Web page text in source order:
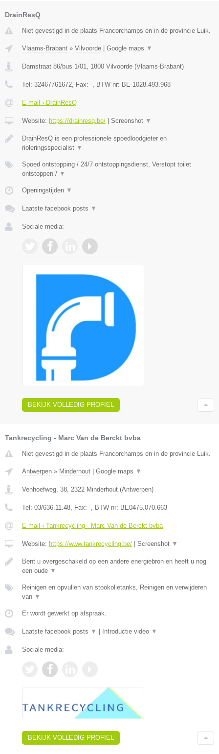
DrainResQ
Niet gevestigd in de plaats Francorchamps en in de provincie Luik.
Vlaams-Brabant » Vilvoorde | Google maps ▼
Damstraat 86/bus 1/01 1800 Vilvoorde (Vlaams-Brabant)
Tel: 32467761672 , Fax: - , BTW-nr: BE 1028.493.968
E-mail › DrainResQ
Website: https://drainresq.be/ | Screenshot ▼
DrainResQ is een professionele spoedloodgieter en
rioleringsspecialist ▼
Spoed ontstopping / 24/7 ontstoppingsdienst, Verstopt toilet
ontstoppen / ▼
Openingstijden ▼
Laatste facebook posts ▼
Sociale media:
BEKIJK VOLLEDIG PROFIEL
Tankrecycling - Marc Van de Berckt bvba
Niet gevestigd in de plaats Francorchamps en in de provincie Luik.
Antwerpen » Minderhout | Google maps ▼
Venhoefweg, 38 2322 Minderhout (Antwerpen)
Tel: 03/636.11.48 , Fax: - , BTW-nr: BE0475.070.663
E-mail › Tankrecycling - Marc Van de Berckt bvba
Website: https://www.tankrecycling.be/ | Screenshot ▼
Bent u overgeschakeld op een andere energiebron en heeft u nog
een oude ▼
Reinigen en opvullen van stookolietanks, Reinigen en verwijderen
van ▼
Er wordt gewerkt op afspraak.
Laatste facebook posts ▼ | Introductie video ▼
Sociale media:
BEKIJK VOLLEDIG PROFIEL